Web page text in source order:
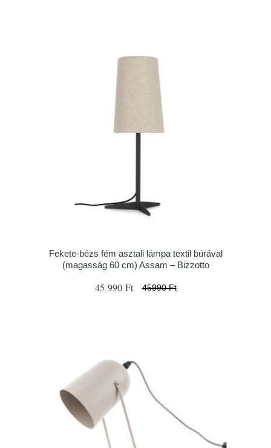
Fekete-bézs fém asztali lámpa textil búrával
(magasság 60 cm) Assam – Bizzotto
45 990 Ft 45990 Ft